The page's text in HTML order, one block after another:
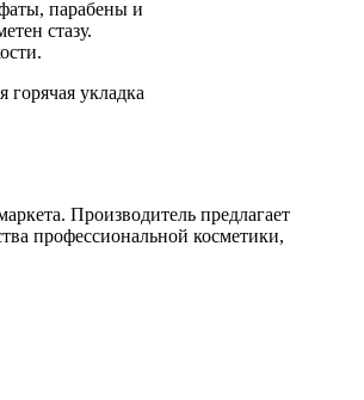
парабены и
стазу.
укладка
Производитель предлагает
профессиональной косметики,